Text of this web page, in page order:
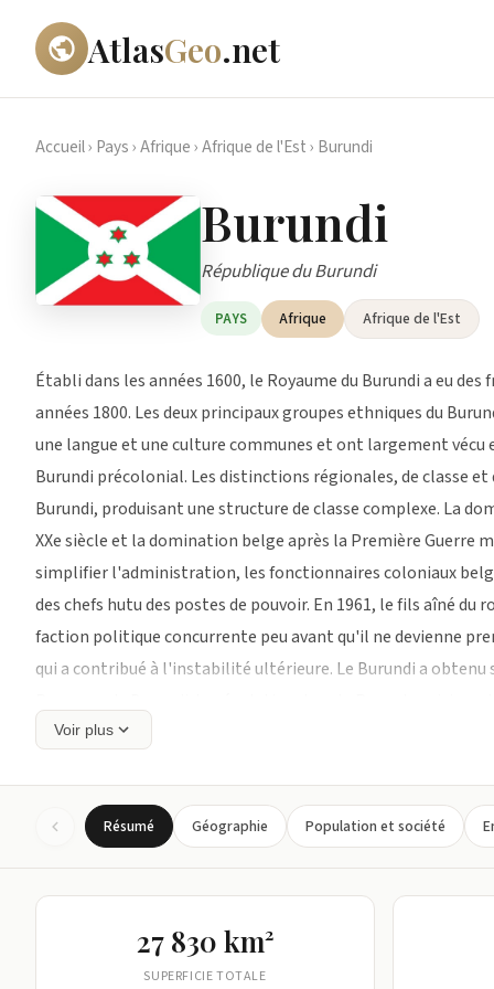
AtlasGeo.net
Accueil› Pays›Afrique›Afrique de l'Est› Burundi
Burundi
République du Burundi
PAYS Afrique Afrique de l'Est
Établi dans les années 1600, le Royaume du Burundi a eu
années 1800. Les deux principaux groupes ethniques du
une langue et une culture communes et ont largement
Burundi précolonial. Les distinctions régionales, de classe
Burundi, produisant une structure de classe complexe. La
XXe siècle et la domination belge après la Première Guerre
simplifier l'administration, les fonctionnaires coloniaux
des chefs hutu des postes de pouvoir. En 1961, le fils aîné du
faction politique concurrente peu avant qu'il ne devienne
qui a contribué à l'instabilité ultérieure. Le Burundi a obtenu
de plus en plus la violence et la perte du pouvoir politique.
civils tutsi et déclenché de brutales représailles militaires
élections démocratiques en 1993. Les officiers militaires
président démocratiquement élu du Burundi, le Hutu
déclenchant une guerre civile. En 1994, son successeur,
Voir plus
Résumé Géographie Population et société
27 830 km²
SUPERFICIE TOTALE